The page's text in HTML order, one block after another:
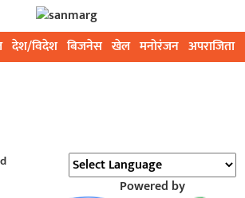
देश/विदेश बिजनेस खेल मनोरंजन अपराजिता
Powered by